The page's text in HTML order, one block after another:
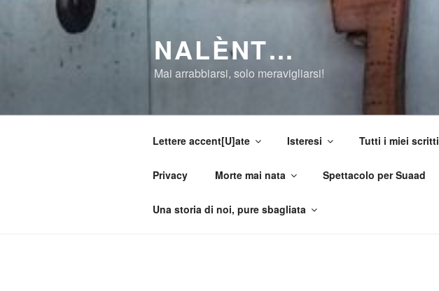
NALÈNT…
Mai arrabbiarsi, solo meravigliarsi!
Lettere accent[U]ate Isteresi Tutti i miei scritti
Privacy Morte mai nata Spettacolo per Suaad
Una storia di noi, pure sbagliata